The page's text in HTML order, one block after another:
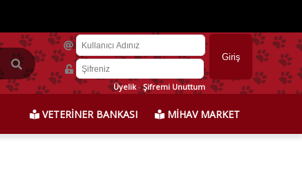
Üyelik-Şifremi Unuttum
VETERİNER BANKASI MİHAV MARKET